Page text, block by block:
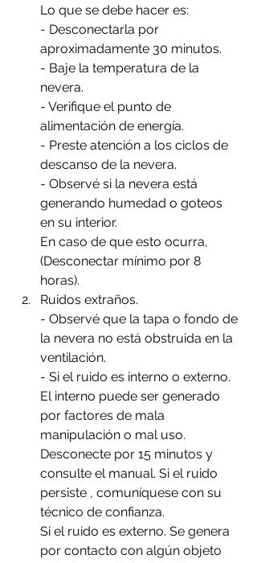
Lo que se debe hacer es:
- Desconectarla por
aproximadamente 30 minutos.
- Baje la temperatura de la
nevera.
- Verifique el punto de
alimentación de energía.
- Preste atención a los ciclos de
descanso de la nevera.
- Observé si la nevera está
generando humedad o goteos
en su interior.
En caso de que esto ocurra,
(Desconectar mínimo por 8
horas).
Ruidos extraños.
- Observé que la tapa o fondo de
la nevera no está obstruida en la
ventilación.
- Si el ruido es interno o externo.
El interno puede ser generado
por factores de mala
manipulación o mal uso.
Desconecte por 15 minutos y
consulte el manual. Si el ruido
persiste , comuníquese con su
técnico de confianza.
Si el ruido es externo. Se genera
por contacto con algún objeto